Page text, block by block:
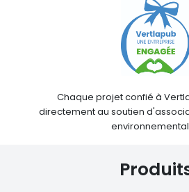
Chaque projet confié à
directement au soutien